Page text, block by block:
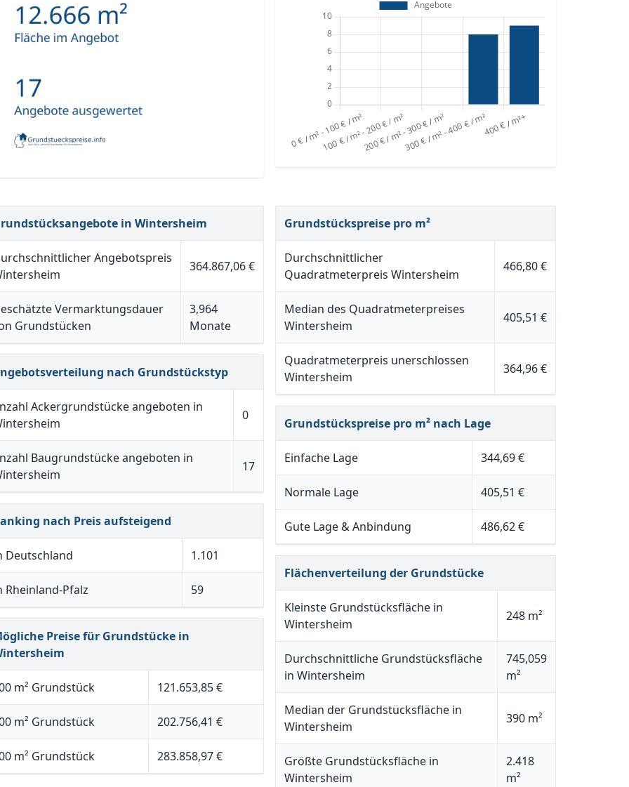
in Wintersheim
Angebotspreis
364.867,06 €
Vermarktungsdauer
Grundstücken
3,964
Monate
nach Grundstückstyp
Ackergrundstücke angeboten in
0
Baugrundstücke angeboten in
17
nach Preis aufsteigend
Deutschland 1.101
Rheinland-Pfalz 59
Preise für Grundstücke in
m² Grundstück 121.653,85 €
m² Grundstück 202.756,41 €
m² Grundstück 283.858,97 €
Grundstückspreise pro m²
Durchschnittlicher
Quadratmeterpreis Wintersheim
466,80 €
Median des Quadratmeterpreises
Wintersheim
405,51 €
Quadratmeterpreis unerschlossen
Wintersheim
364,96 €
Grundstückspreise pro m² nach Lage
Einfache Lage 344,69 €
Normale Lage 405,51 €
Gute Lage & Anbindung 486,62 €
Flächenverteilung der Grundstücke
Kleinste Grundstücksfläche in
Wintersheim
248 m²
Durchschnittliche Grundstücksfläche
in Wintersheim
745,059
m²
Median der Grundstücksfläche in
Wintersheim
390 m²
Größte Grundstücksfläche in
Wintersheim
2.418
m²